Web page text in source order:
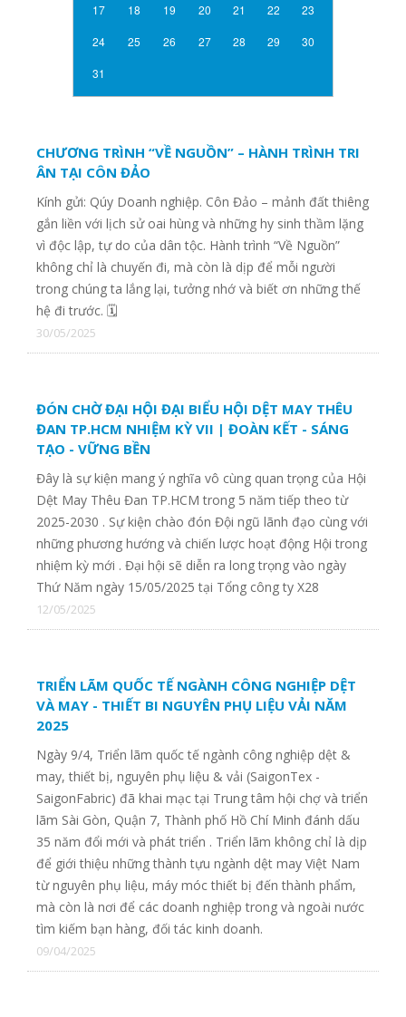
17 18 19 20 21 22 23
24 25 26 27 28 29 30
31
CHƯƠNG TRÌNH “VỀ NGUỒN” – HÀNH TRÌNH TRI
ÂN TẠI CÔN ĐẢO
Kính gửi: Qúy Doanh nghiệp. Côn Đảo – mảnh đất thiêng
gắn liền với lịch sử oai hùng và những hy sinh thầm lặng
vì độc lập, tự do của dân tộc. Hành trình “Về Nguồn”
không chỉ là chuyến đi, mà còn là dịp để mỗi người
trong chúng ta lắng lại, tưởng nhớ và biết ơn những thế
hệ đi trước. 🗓
30/05/2025
ĐÓN CHỜ ĐẠI HỘI ĐẠI BIỂU HỘI DỆT MAY THÊU
ĐAN TP.HCM NHIỆM KỲ VII | ĐOÀN KẾT - SÁNG
TẠO - VỮNG BỀN
Đây là sự kiện mang ý nghĩa vô cùng quan trọng của Hội
Dệt May Thêu Đan TP.HCM trong 5 năm tiếp theo từ
2025-2030 . Sự kiện chào đón Đội ngũ lãnh đạo cùng với
những phương hướng và chiến lược hoạt động Hội trong
nhiệm kỳ mới . Đại hội sẽ diễn ra long trọng vào ngày
Thứ Năm ngày 15/05/2025 tại Tổng công ty X28
12/05/2025
TRIỂN LÃM QUỐC TẾ NGÀNH CÔNG NGHIỆP DỆT
VÀ MAY - THIẾT BI NGUYÊN PHỤ LIỆU VẢI NĂM
2025
Ngày 9/4, Triển lãm quốc tế ngành công nghiệp dệt &
may, thiết bị, nguyên phụ liệu & vải (SaigonTex -
SaigonFabric) đã khai mạc tại Trung tâm hội chợ và triển
lãm Sài Gòn, Quận 7, Thành phố Hồ Chí Minh đánh dấu
35 năm đổi mới và phát triển . Triển lãm không chỉ là dịp
để giới thiệu những thành tựu ngành dệt may Việt Nam
từ nguyên phụ liệu, máy móc thiết bị đến thành phẩm,
mà còn là nơi để các doanh nghiệp trong và ngoài nước
tìm kiếm bạn hàng, đối tác kinh doanh.
09/04/2025